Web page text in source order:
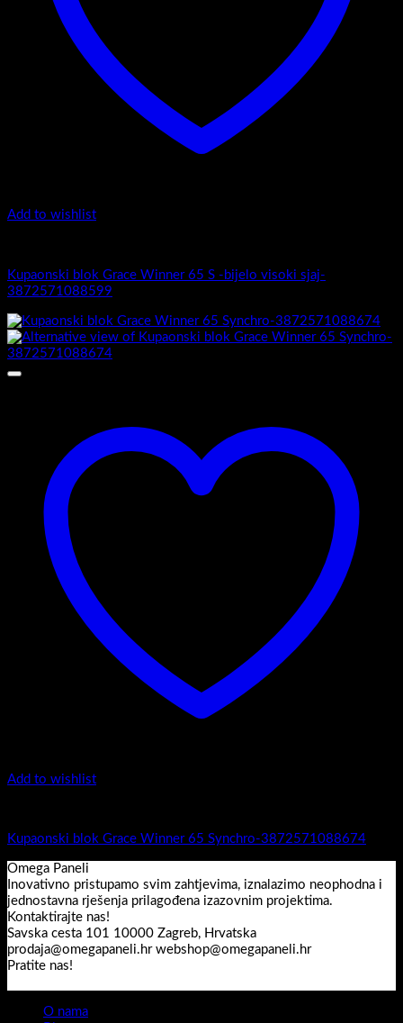
Add to wishlist
Kupaonski blok Grace Winner 65 S -bijelo visoki sjaj-
3872571088599
Add to wishlist
Kupaonski blok Grace Winner 65 Synchro-3872571088674
Omega Paneli
Inovativno pristupamo svim zahtjevima, iznalazimo neophodna i
jednostavna rješenja prilagođena izazovnim projektima.
Kontaktirajte nas!
Savska cesta 101 10000 Zagreb, Hrvatska
prodaja@omegapaneli.hr webshop@omegapaneli.hr
Pratite nas!
O nama